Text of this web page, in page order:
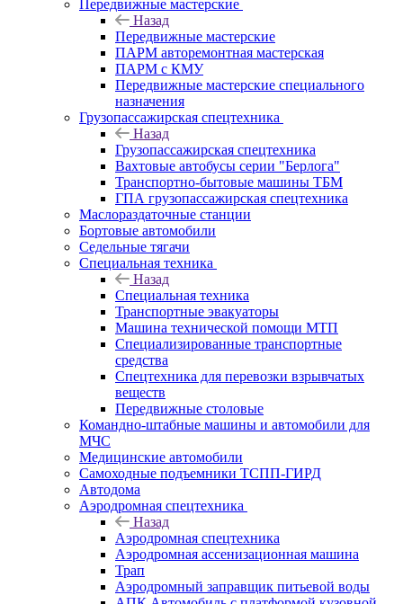
Передвижные мастерские
Назад
Передвижные мастерские
ПАРМ авторемонтная мастерская
ПАРМ с КМУ
Передвижные мастерские специального
назначения
Грузопассажирская спецтехника
Назад
Грузопассажирская спецтехника
Вахтовые автобусы серии "Берлога"
Транспортно-бытовые машины ТБМ
ГПА грузопассажирская спецтехника
Маслораздаточные станции
Бортовые автомобили
Седельные тягачи
Специальная техника
Назад
Специальная техника
Транспортные эвакуаторы
Машина технической помощи МТП
Специализированные транспортные
средства
Спецтехника для перевозки взрывчатых
веществ
Передвижные столовые
Командно-штабные машины и автомобили для
МЧС
Медицинские автомобили
Самоходные подъемники ТСПП-ГИРД
Автодома
Аэродромная спецтехника
Назад
Аэродромная спецтехника
Аэродромная ассенизационная машина
Трап
Аэродромный заправщик питьевой воды